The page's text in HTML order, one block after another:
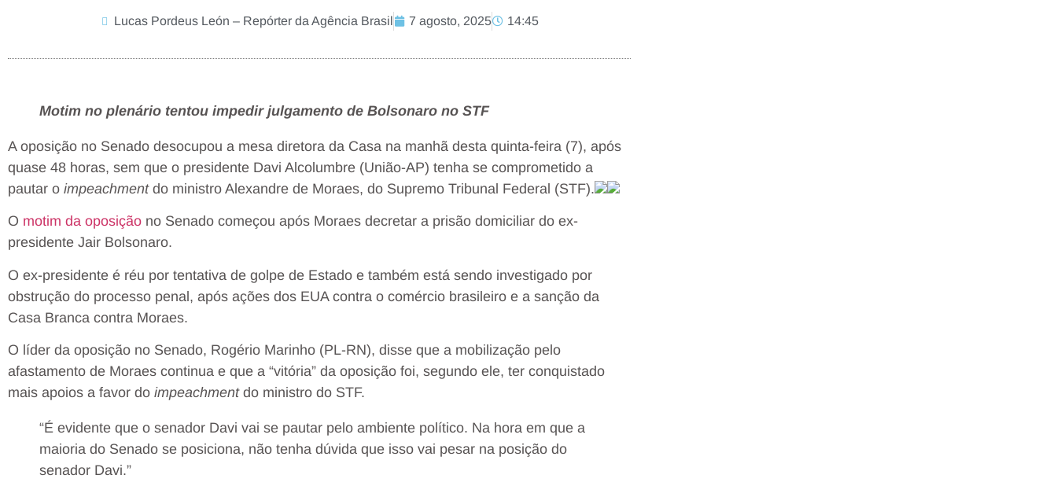
Lucas Pordeus León – Repórter da Agência Brasil 7 agosto, 2025 14:45
Motim no plenário tentou impedir julgamento de Bolsonaro no STF
A oposição no Senado desocupou a mesa diretora da Casa na manhã desta quinta-feira (7), após
quase 48 horas, sem que o presidente Davi Alcolumbre (União-AP) tenha se comprometido a
pautar o impeachmentdo ministro Alexandre de Moraes, do Supremo Tribunal Federal (STF).
O motim da oposição no Senado começou após Moraes decretar a prisão domiciliar do ex-
presidente Jair Bolsonaro.
O ex-presidente é réu por tentativa de golpe de Estado e também está sendo investigado por
obstrução do processo penal, após ações dos EUA contra o comércio brasileiro e a sanção da
Casa Branca contra Moraes.
O líder da oposição no Senado, Rogério Marinho (PL-RN), disse que a mobilização pelo
afastamento de Moraes continua e que a “vitória” da oposição foi, segundo ele, ter conquistado
mais apoios a favor do impeachmentdo ministro do STF.
“É evidente que o senador Davi vai se pautar pelo ambiente político. Na hora em que a
maioria do Senado se posiciona, não tenha dúvida que isso vai pesar na posição do
senador Davi.”